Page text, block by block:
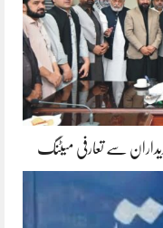
سے تعارفی میٹنگ